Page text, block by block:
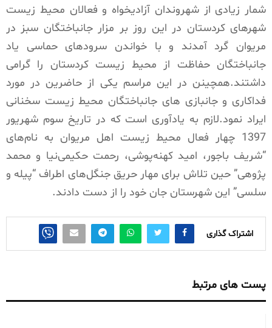
شمار زیادی از شهروندان آزادیخواه و فعالان محیط زیست
شهرهای کردستان در این روز بر مزار جانباختگان سبز در
مریوان گرد آمدند و با خواندن سرودهای حماسی یاد
جانباختگان حفاظت از محیط زیست کردستان را گرامی
داشتند.همچینن در این مراسم یکی از حاضرین در مورد
فداکاری و جانبازی های جانباختگان محیط زیست سخنانی
ایراد نمود.لازم به یادآوری است که در تاریخ سوم شهریور
1397 چهار فعال محیط زیست اهل مریوان به نام‌های
“شریف باجور، امید کهنه‌پوشی، رحمت حکیمی‌نیا و محمد
پژوهی” حین تلاش برای مهار حریق جنگل‌های اطراف “پیله و
سلسی” این شهرستان جان خود را از دست دادند.
اشتراک گذاری
پست های مرتبط